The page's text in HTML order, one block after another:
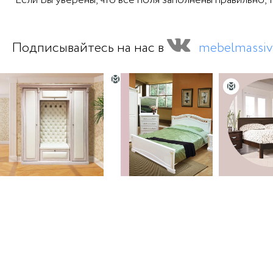
Подписывайтесь на нас в